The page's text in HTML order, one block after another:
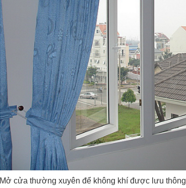
Mở cửa thường xuyên để không khí được lưu thông